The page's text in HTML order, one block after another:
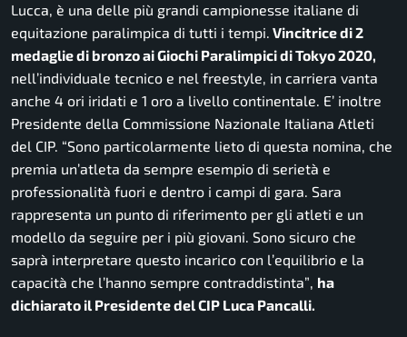
Lucca, è una delle più grandi campionesse italiane di
equitazione paralimpica di tutti i tempi. Vincitrice di 2
medaglie di bronzo ai Giochi Paralimpici di Tokyo 2020,
nell’individuale tecnico e nel freestyle, in carriera vanta
anche 4 ori iridati e 1 oro a livello continentale. E’ inoltre
Presidente della Commissione Nazionale Italiana Atleti
del CIP. “Sono particolarmente lieto di questa nomina, che
premia un’atleta da sempre esempio di serietà e
professionalità fuori e dentro i campi di gara. Sara
rappresenta un punto di riferimento per gli atleti e un
modello da seguire per i più giovani. Sono sicuro che
saprà interpretare questo incarico con l’equilibrio e la
capacità che l’hanno sempre contraddistinta”, ha
dichiarato il Presidente del CIP Luca Pancalli.